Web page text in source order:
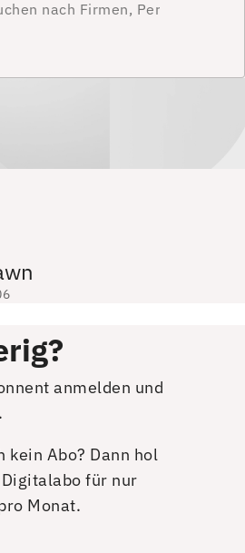
anmelden und
kein Abo? Dann hol
für nur
Monat.